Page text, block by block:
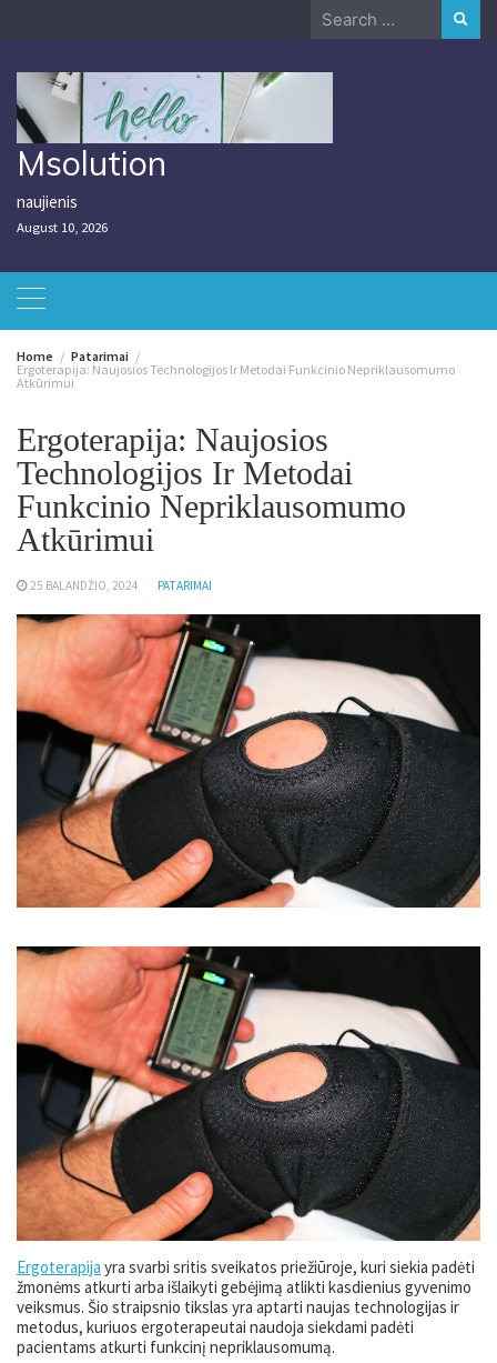
Search
Msolution
naujienis
August 10, 2026
Home
Patarimai
Ergoterapija: Naujosios Technologijos Ir Metodai Funkcinio Nepriklausomumo
Atkūrimui
Ergoterapija: Naujosios
Technologijos Ir Metodai
Funkcinio Nepriklausomumo
Atkūrimui
25 BALANDŽIO, 2024 PATARIMAI
Ergoterapija yra svarbi sritis sveikatos priežiūroje, kuri siekia padėti
žmonėms atkurti arba išlaikyti gebėjimą atlikti kasdienius gyvenimo
veiksmus. Šio straipsnio tikslas yra aptarti naujas technologijas ir
metodus, kuriuos ergoterapeutai naudoja siekdami padėti
pacientams atkurti funkcinį nepriklausomumą.